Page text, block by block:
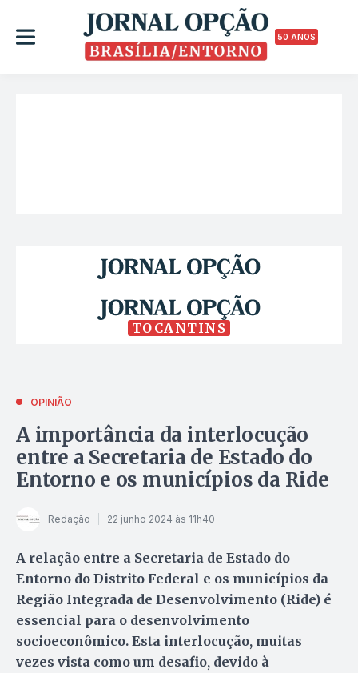
50 ANOS
TOCANTINS
OPINIÃO
A importância da interlocução
entre a Secretaria de Estado do
Entorno e os municípios da Ride
Redação 22 junho 2024 às 11h40
A relação entre a Secretaria de Estado do
Entorno do Distrito Federal e os municípios da
Região Integrada de Desenvolvimento (Ride) é
essencial para o desenvolvimento
socioeconômico. Esta interlocução, muitas
vezes vista como um desafio, devido à